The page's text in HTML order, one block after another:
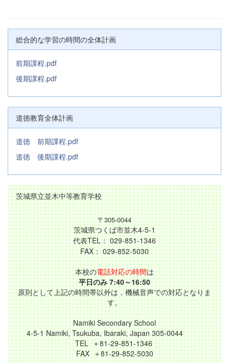
総合的な学習の時間の全体計画
前期課程.pdf
後期課程.pdf
道徳教育全体計画
道徳 前期課程.pdf
道徳 後期課程.pdf
茨城県立並木中等教育学校
〒305-0044
茨城県つくば市並木4-5-1
代表TEL： 029-851-1346
FAX： 029-852-5030
本校の電話対応の時間は
平日のみ 7:40～16:50
原則として上記の時間帯以外は，機械音声での対応となりま
す。
Namiki Secondary School
4-5-1 Namiki, Tsukuba, Ibaraki, Japan 305-0044
TEL ＋81-29-851-1346
FAX ＋81-29-852-5030